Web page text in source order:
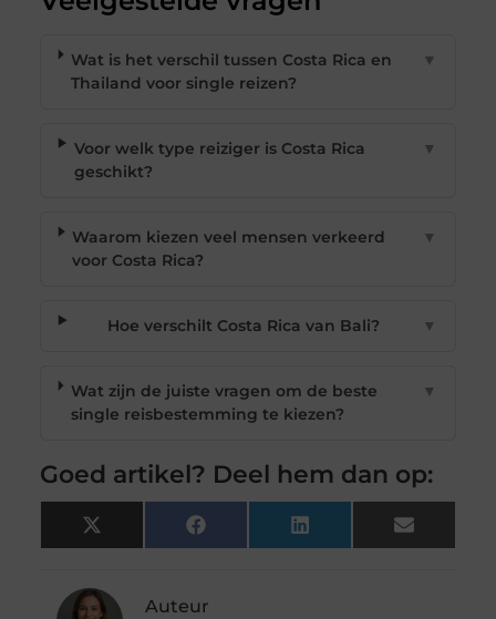
Wat is het verschil tussen Costa Rica en
Thailand voor single reizen?
▼
Voor welk type reiziger is Costa Rica
geschikt?
▼
Waarom kiezen veel mensen verkeerd
voor Costa Rica?
▼
Hoe verschilt Costa Rica van Bali? ▼
Wat zijn de juiste vragen om de beste
single reisbestemming te kiezen?
▼
Goed artikel? Deel hem dan op:
X
(Twitter)
Facebook LinkedIn Email
Auteur